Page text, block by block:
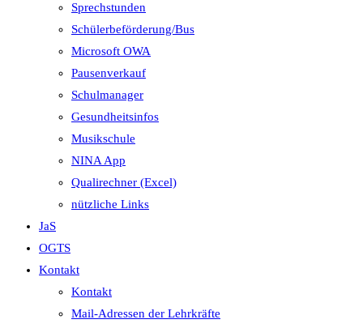
Sprechstunden
Schülerbeförderung/Bus
Microsoft OWA
Pausenverkauf
Schulmanager
Gesundheitsinfos
Musikschule
NINA App
Qualirechner (Excel)
nützliche Links
JaS
OGTS
Kontakt
Kontakt
Mail-Adressen der Lehrkräfte